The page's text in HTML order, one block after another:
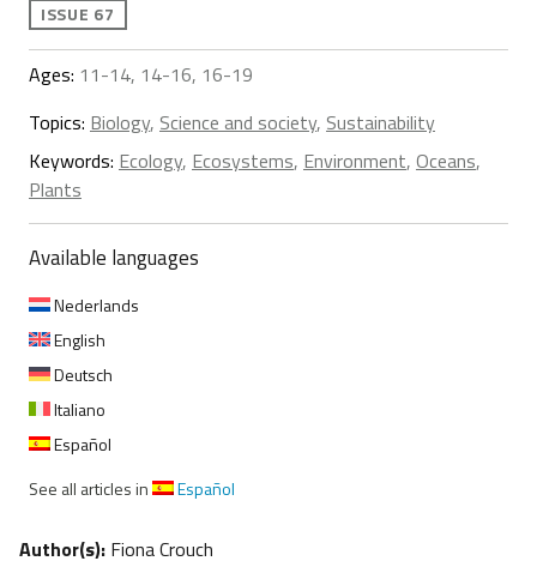
ISSUE 67
Ages: 11-14, 14-16, 16-19
Topics: Biology, Science and society, Sustainability
Keywords: Ecology, Ecosystems, Environment, Oceans,
Plants
Available languages
Nederlands
English
Deutsch
Italiano
Español
See all articles in
Español
Author(s): Fiona Crouch